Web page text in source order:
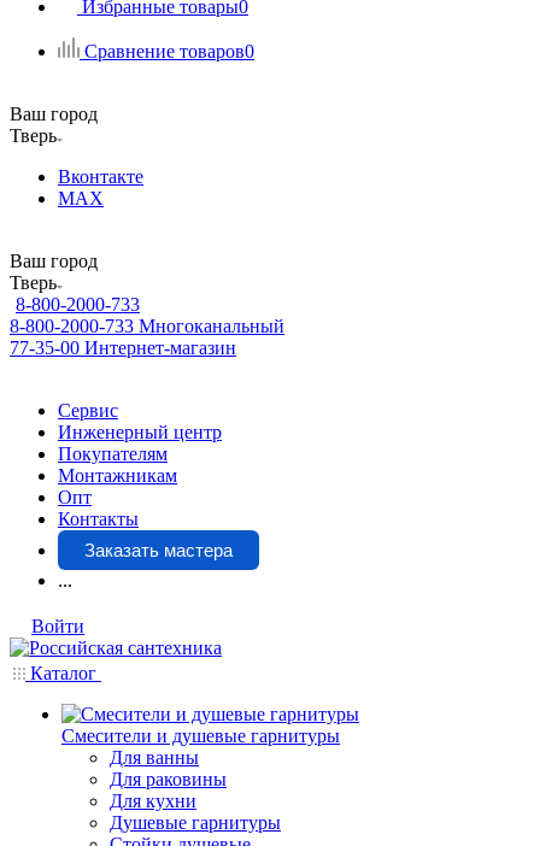
Избранные товары0
Сравнение товаров0
Ваш город
Тверь
Вконтакте
MAX
Ваш город
Тверь
8-800-2000-733
8-800-2000-733 Многоканальный
77-35-00 Интернет-магазин
Сервис
Инженерный центр
Покупателям
Монтажникам
Опт
Контакты
Заказать мастера
...
Войти
Каталог
Смесители и душевые гарнитуры
Для ванны
Для раковины
Для кухни
Душевые гарнитуры